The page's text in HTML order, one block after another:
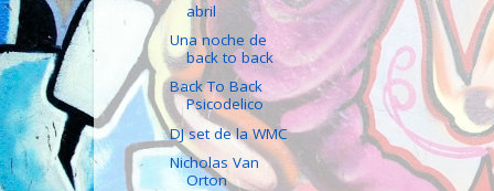
abril
Una noche de
back to back
Back To Back
Psicodelico
DJ set de la WMC
Nicholas Van
Orton